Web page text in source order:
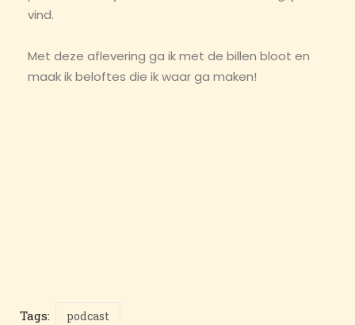
vind.
Met deze aflevering ga ik met de billen bloot en
maak ik beloftes die ik waar ga maken!
Tags: podcast